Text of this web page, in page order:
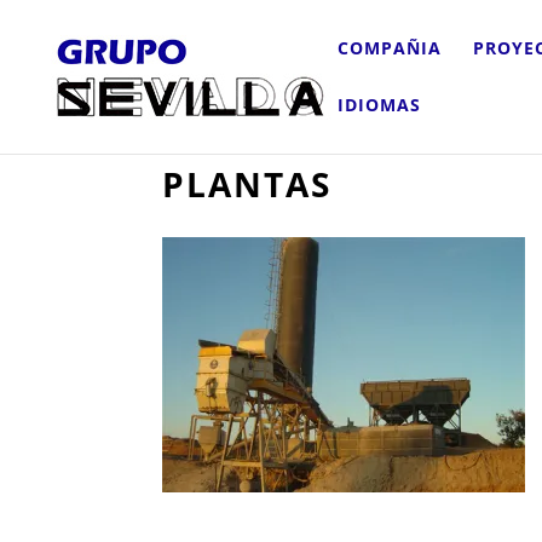
COMPAÑIA
IDIOMAS
PLANTAS